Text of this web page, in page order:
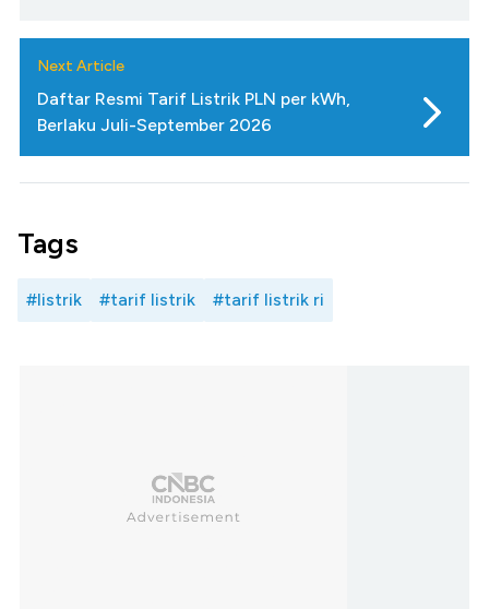
Next Article
Daftar Resmi Tarif Listrik PLN per kWh,
Berlaku Juli-September 2026
Tags
#listrik #tarif listrik #tarif listrik ri